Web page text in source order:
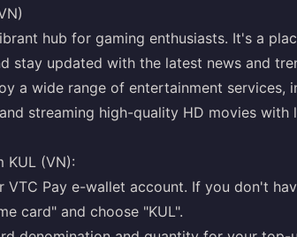
hub for gaming enthusiasts. It's a
stay updated with the latest news and
a wide range of entertainment services,
streaming high-quality HD movies with
KUL (VN):
VTC Pay e-wallet account. If you don't
card" and choose "KUL".